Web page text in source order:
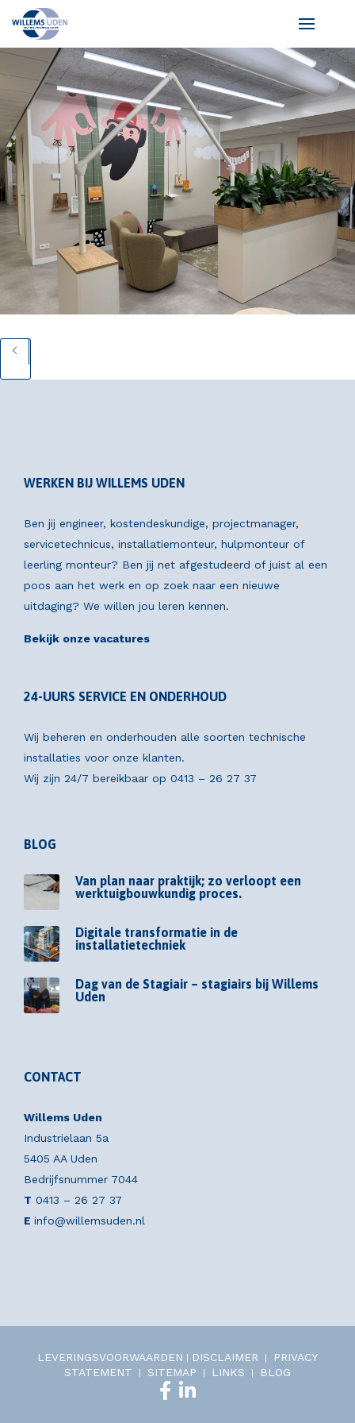
WERKEN BIJ WILLEMS UDEN
Ben jij engineer, kostendeskundige, projectmanager,
servicetechnicus, installatiemonteur, hulpmonteur of
leerling monteur? Ben jij net afgestudeerd of juist al een
poos aan het werk en op zoek naar een nieuwe
uitdaging? We willen jou leren kennen.
Bekijk onze vacatures
24-UURS SERVICE EN ONDERHOUD
Wij beheren en onderhouden alle soorten technische
installaties voor onze klanten.
Wij zijn 24/7 bereikbaar op 0413 – 26 27 37
BLOG
Van plan naar praktijk; zo verloopt een
werktuigbouwkundig proces.
Digitale transformatie in de
installatietechniek
Dag van de Stagiair – stagiairs bij Willems
Uden
CONTACT
Willems Uden
Industrielaan 5a
5405 AA Uden
Bedrijfsnummer 7044
T 0413 – 26 27 37
E info@willemsuden.nl
LEVERINGSVOORWAARDEN DISCLAIMER
PRIVACY
STATEMENT
SITEMAP LINKS BLOG